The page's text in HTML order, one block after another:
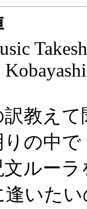
教え
の中で
ルー
逢いた